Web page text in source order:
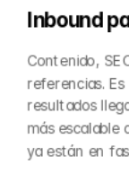
Inbound
Contenido,
referencias.
resultados
más escalable
ya están en